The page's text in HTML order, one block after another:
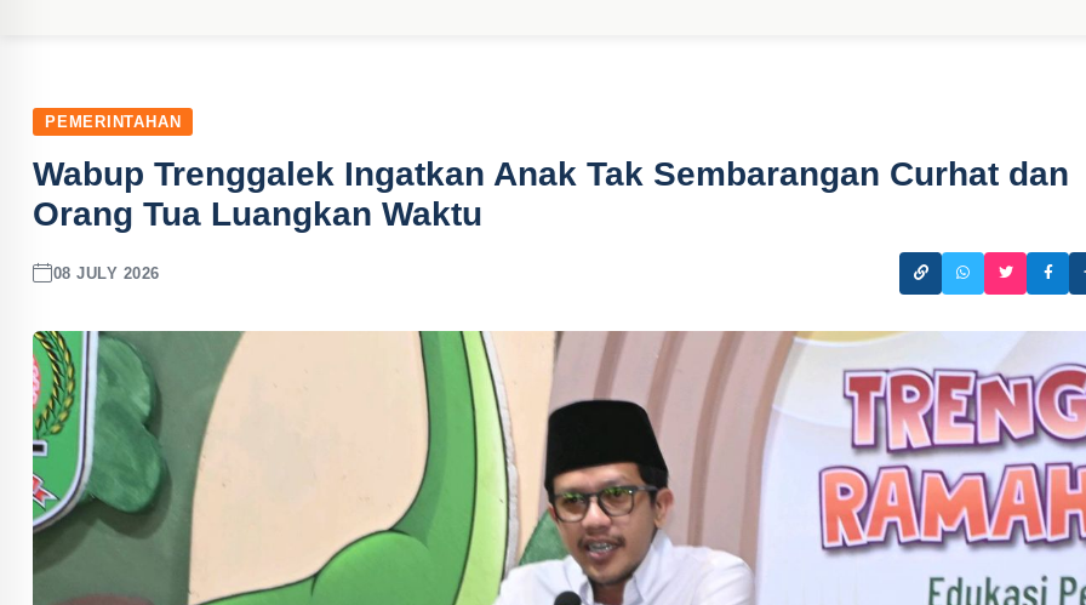
PEMERINTAHAN
Wabup Trenggalek Ingatkan Anak Tak Sembarangan Curhat dan
Orang Tua Luangkan Waktu
08 JULY 2026